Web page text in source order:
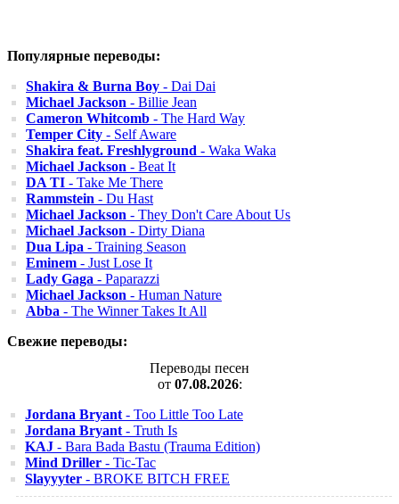
Популярные переводы:
Shakira & Burna Boy - Dai Dai
Michael Jackson - Billie Jean
Cameron Whitcomb - The Hard Way
Temper City - Self Aware
Shakira feat. Freshlyground - Waka Waka
Michael Jackson - Beat It
DA TI - Take Me There
Rammstein - Du Hast
Michael Jackson - They Don't Care About Us
Michael Jackson - Dirty Diana
Dua Lipa - Training Season
Eminem - Just Lose It
Lady Gaga - Paparazzi
Michael Jackson - Human Nature
Abba - The Winner Takes It All
Свежие переводы:
Переводы песен
от 07.08.2026:
Jordana Bryant - Too Little Too Late
Jordana Bryant - Truth Is
KAJ - Bara Bada Bastu (Trauma Edition)
Mind Driller - Tic-Tac
Slayyyter - BROKE BITCH FREE